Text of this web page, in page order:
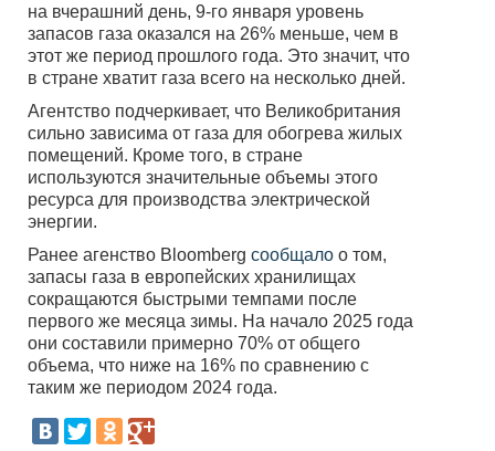
на вчерашний день, 9-го января уровень
запасов газа оказался на 26% меньше, чем в
этот же период прошлого года. Это значит, что
в стране хватит газа всего на несколько дней.
Агентство подчеркивает, что Великобритания
сильно зависима от газа для обогрева жилых
помещений. Кроме того, в стране
используются значительные объемы этого
ресурса для производства электрической
энергии.
Ранее агенство Bloomberg сообщало о том,
запасы газа в европейских хранилищах
сокращаются быстрыми темпами после
первого же месяца зимы. На начало 2025 года
они составили примерно 70% от общего
объема, что ниже на 16% по сравнению с
таким же периодом 2024 года.